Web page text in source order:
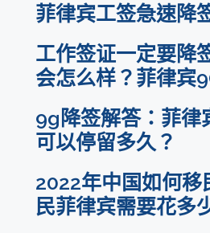
菲律宾工签急速降
工作签证一定要降
会怎么样？菲律宾
9g降签解答：菲律
可以停留多久？
2022年中国如何移
民菲律宾需要花多